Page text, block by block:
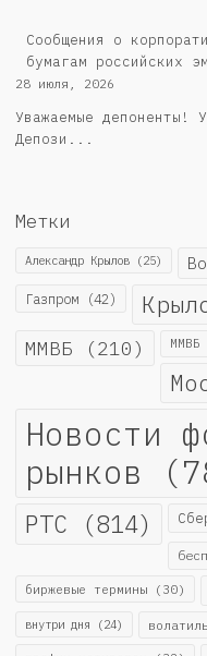
Cообщения о
бумагам российских
28 июля, 2026
Уважаемые депоненты!
Депози...
Метки
Александр Крылов (25)
Газпром (42)
ММВБ (210) ММВБ
Новости
рынков
РТС (814)
биржевые термины (30)
внутри дня (24)